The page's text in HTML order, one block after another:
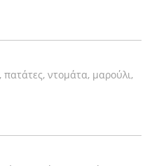
πατάτες, ντομάτα, μαρούλι,